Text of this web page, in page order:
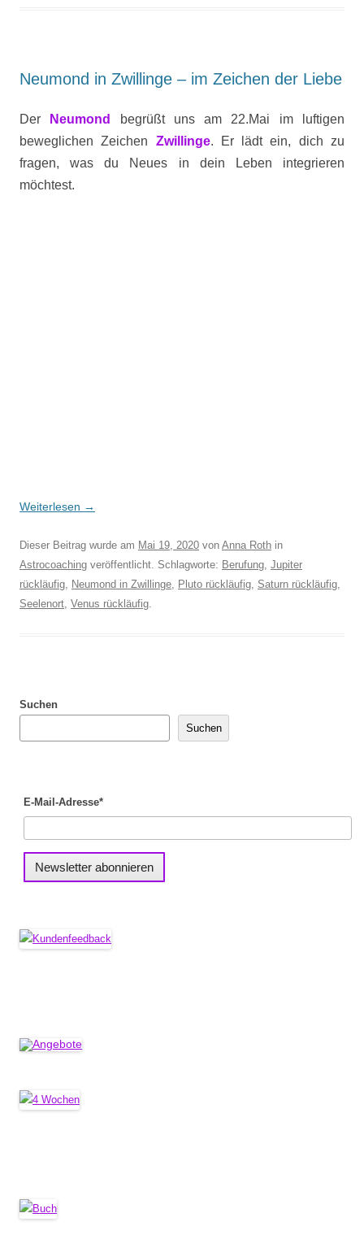
Neumond in Zwillinge – im Zeichen der Liebe
Der Neumond
begrüßt uns am 22.Mai im luftigen
beweglichen Zeichen Zwillinge. Er lädt ein, dich zu
fragen, was du Neues in dein Leben integrieren
möchtest.
Weiterlesen →
Dieser Beitrag wurde am Mai 19, 2020 von Anna Roth in
Astrocoaching veröffentlicht. Schlagworte: Berufung, Jupiter
rückläufig, Neumond in Zwillinge, Pluto rückläufig, Saturn rückläufig,
Seelenort, Venus rückläufig.
Suchen
Suchen
E-Mail-Adresse*